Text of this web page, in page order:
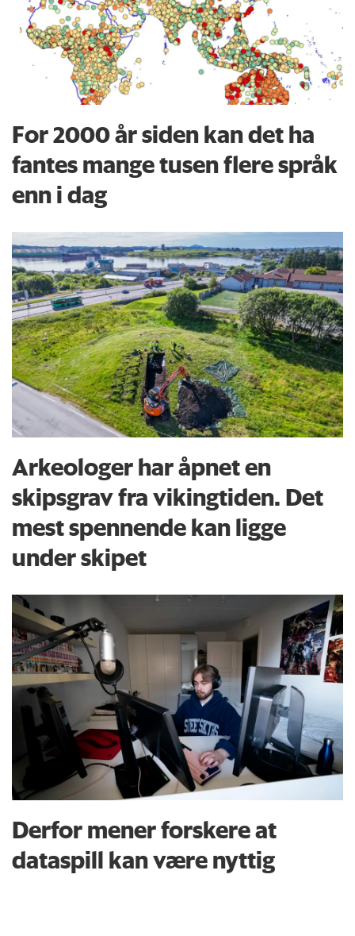
For 2000 år siden kan det ha
fantes mange tusen flere språk
enn i dag
Arkeologer har åpnet en
skipsgrav fra vikingtiden. Det
mest spennende kan ligge
under skipet
Derfor mener forskere at
dataspill kan være nyttig